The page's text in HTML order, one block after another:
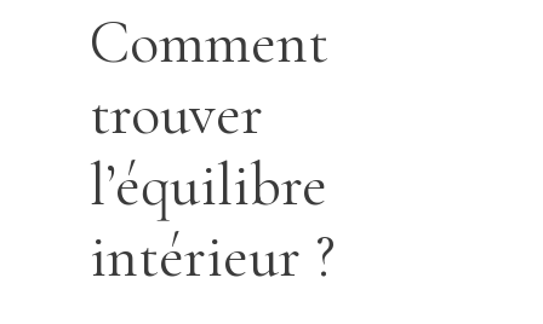
Comment
trouver
l’équilibre
intérieur ?